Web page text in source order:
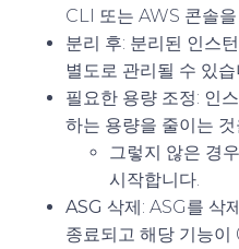
CLI 또는 AWS 콘솔을
분리 후: 분리된 인스
별도로 관리될 수 있습
필요한 용량 조정: 인
하는 용량을 줄이는
그렇지 않은 경
시작합니다.
ASG 삭제: ASG를 삭
종료되고 해당 기능이